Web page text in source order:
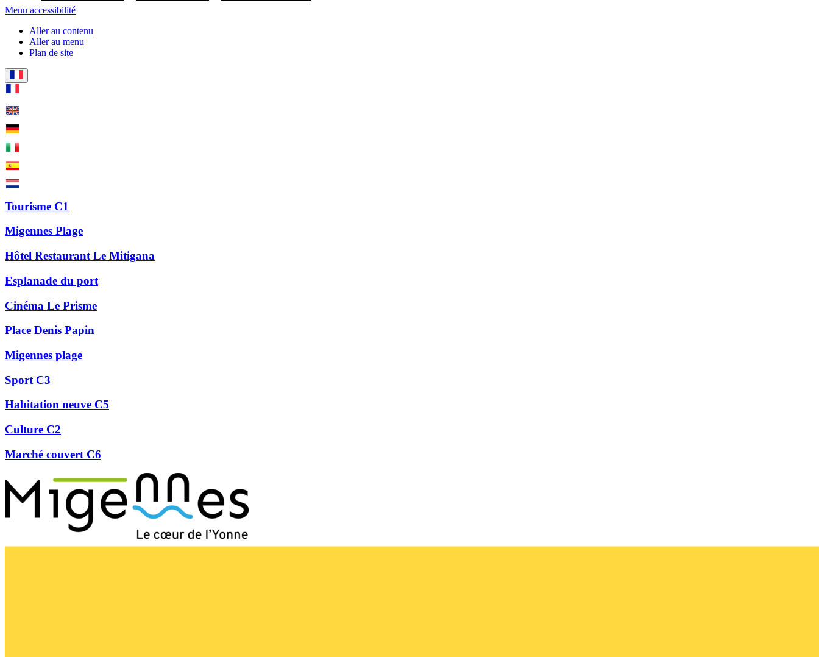
Menu accessibilité
Aller au contenu
Aller au menu
Plan de site
Tourisme C1
Migennes Plage
Hôtel Restaurant Le Mitigana
Esplanade du port
Cinéma Le Prisme
Place Denis Papin
Migennes plage
Sport C3
Habitation neuve C5
Culture C2
Marché couvert C6
Précédent
Suivant